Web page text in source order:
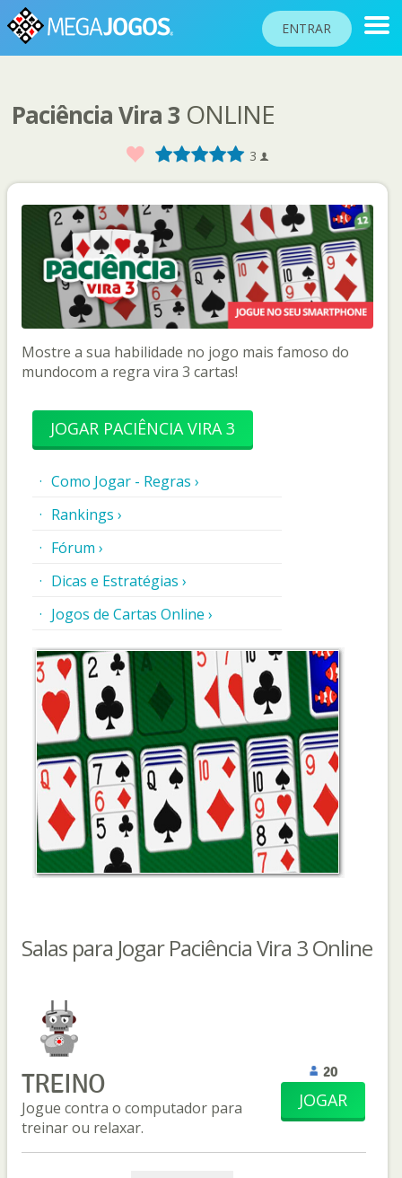
ENTRAR
RANKINGS
COMUNIDADE
BLOG
AJUDA
PASSAPORTE
JOGAR
Paciência Vira 3 ONLINE
Favorito 5
4
3
2
1 3
Mostre a sua habilidade no jogo mais famoso do
mundocom a regra vira 3 cartas!
JOGAR PACIÊNCIA VIRA 3
Como Jogar - Regras ›
Rankings ›
Fórum ›
Dicas e Estratégias ›
Jogos de Cartas Online ›
Salas para Jogar Paciência Vira 3 Online
TREINO
Jogue contra o computador para
treinar ou relaxar.
20
JOGAR